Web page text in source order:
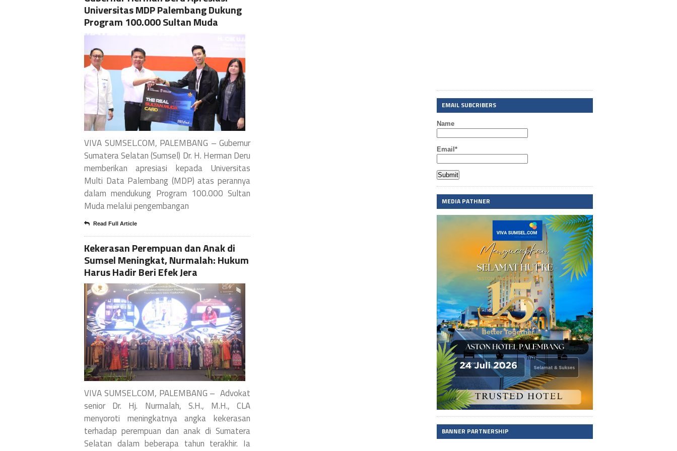
Universitas MDP Palembang Dukung
Program 100.000 Sultan Muda
VIVA SUMSEL.COM, PALEMBANG – Gubernur
Sumatera Selatan (Sumsel) Dr. H. Herman Deru
memberikan apresiasi kepada Universitas
Multi Data Palembang (MDP) atas perannya
dalam mendukung Program 100.000 Sultan
Muda melalui pengembangan
Read Full Article
Kekerasan Perempuan dan Anak di
Sumsel Meningkat, Nurmalah: Hukum
Harus Hadir Beri Efek Jera
VIVA SUMSEL.COM, PALEMBANG – Advokat
senior Dr. Hj. Nurmalah, S.H., M.H., CLA
menyoroti meningkatnya angka kekerasan
terhadap perempuan dan anak di Sumatera
Selatan dalam beberapa tahun terakhir. Ia
EMAIL SUBCRIBERS
Name
Email*
MEDIA PATHNER
BANNER PARTNERSHIP